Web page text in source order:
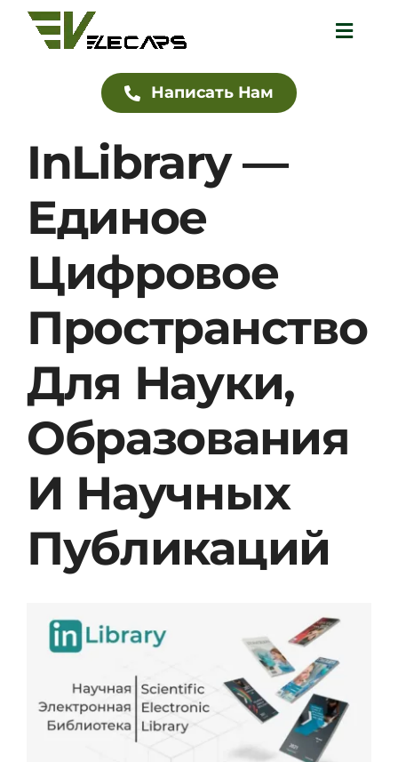
Skip
Toggle
Каталог
Дилеры
О нас
Блог
Контакты
Написать Нам
InLibrary —
Единое
Цифровое
Пространство
Для Науки,
Образования
И Научных
Публикаций